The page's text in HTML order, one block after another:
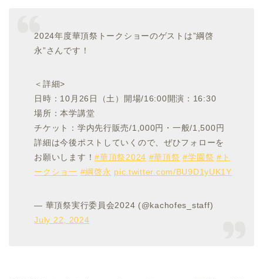
2024年度華頂祭トークショーのゲストは”綱啓
永”さんです！
＜詳細>
日時：10月26日（土）開場/16:00開演：16:30
場所：本学講堂
チケット：学内先行販売/1,000円・一般/1,500円
詳細は今後ポストしていくので、ぜひフォローを
お願いします！#華頂祭2024 #華頂祭 #学園祭 #ト
ークショ一 #綱啓永 pic.twitter.com/BU9D1yUK1Y
— 華頂祭実行委員会2024 (@kachofes_staff)
July 22, 2024